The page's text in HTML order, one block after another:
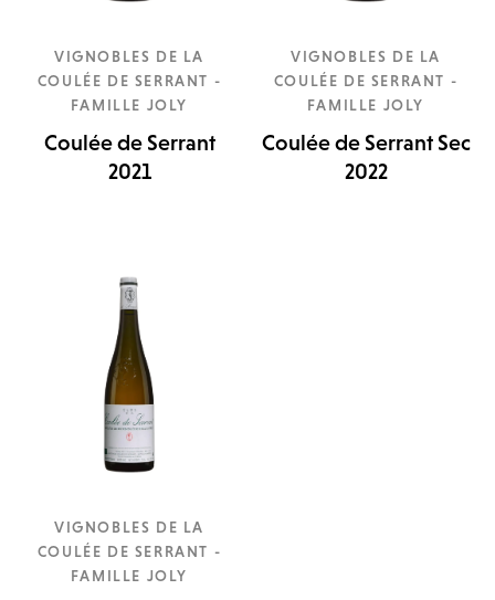
VIGNOBLES DE LA
COULÉE DE SERRANT -
FAMILLE JOLY
Coulée de Serrant
2021
VIGNOBLES DE LA
COULÉE DE SERRANT -
FAMILLE JOLY
Coulée de Serrant Sec
2022
VIGNOBLES DE LA
COULÉE DE SERRANT -
FAMILLE JOLY